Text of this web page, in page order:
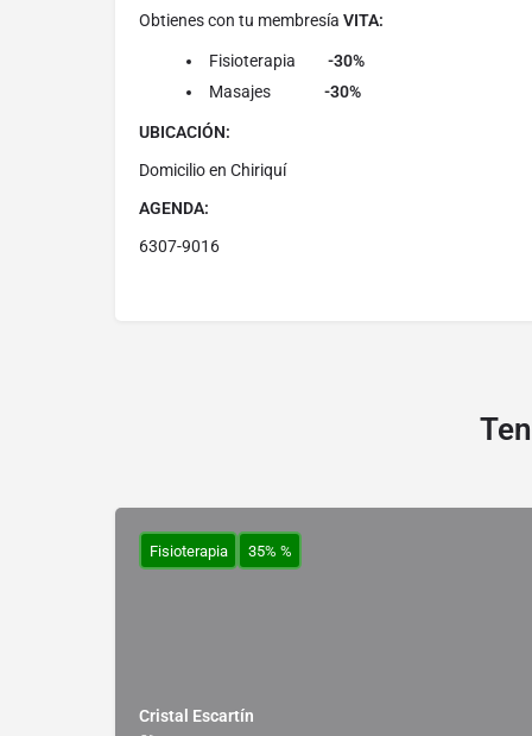
Obtienes con tu membresía VITA:
Fisioterapia -30%
Masajes
-30%
UBICACIÓN:
Domicilio en Chiriquí
AGENDA:
6307-9016
Cristal Escartín
Fisioterapia 35% %